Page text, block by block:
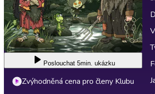
Poslouchat 5min. ukázku
Zvýhodněná cena pro členy Klubu